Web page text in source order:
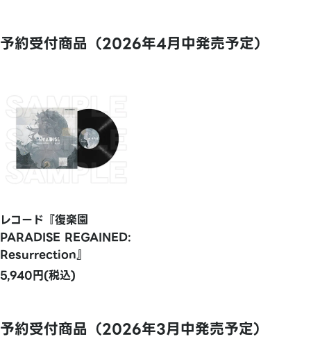
予約受付商品（2026年4月中発売予定）
レコード『復楽園
PARADISE REGAINED:
Resurrection』
5,940円(税込)
予約受付商品（2026年3月中発売予定）